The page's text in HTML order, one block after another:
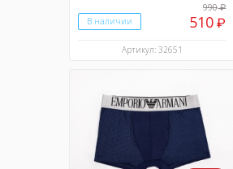
В наличии
990₽
510 ₽
Артикул: 32651